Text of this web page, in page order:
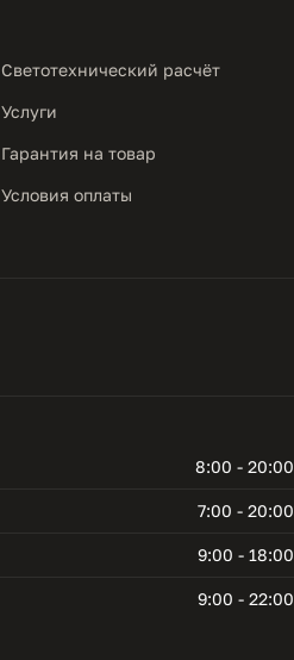
Светотехнический расчёт
Услуги
Гарантия на товар
Условия оплаты
8:00 - 20:00
7:00 - 20:00
9:00 - 18:00
9:00 - 22:00